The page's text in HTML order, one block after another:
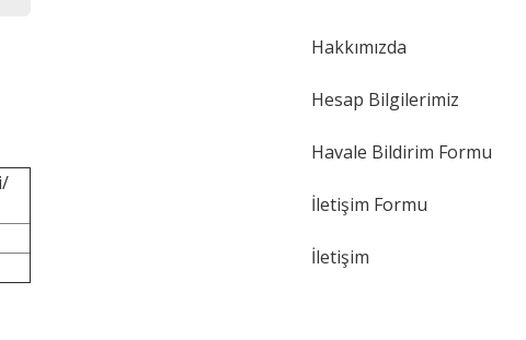
Hakkımızda
Hesap Bilgilerimiz
Havale Bildirim Formu
İletişim Formu
İletişim